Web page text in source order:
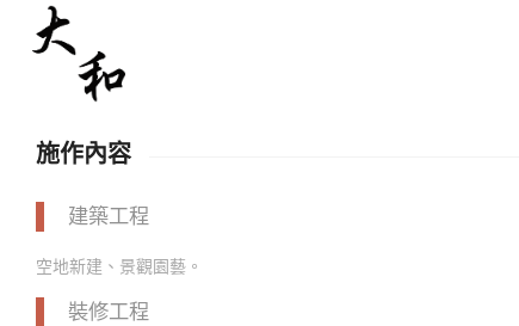
施作內容
建築工程
空地新建、景觀園藝。
裝修工程